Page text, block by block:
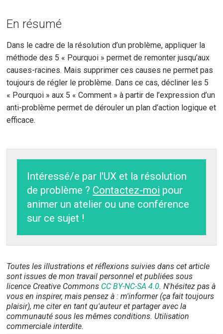
En résumé
Dans le cadre de la résolution d’un problème, appliquer la
méthode des 5 « Pourquoi » permet de remonter jusqu’aux
causes-racines. Mais supprimer ces causes ne permet pas
toujours de régler le problème. Dans ce cas, décliner les 5
« Pourquoi » aux 5 « Comment » à partir de l’expression d’un
anti-problème permet de dérouler un plan d’action logique et
efficace.
Intéressé/e par l'UX et la résolution
de problème ? Contactez-moi pour
animer un atelier ou une conférence
sur ce sujet !
Toutes les illustrations et réflexions suivies dans cet article
sont issues de mon travail personnel et publiées sous
licence Creative Commons CC BY-NC-SA 4.0. N'hésitez pas à
vous en inspirer, mais pensez à : m'informer (ça fait toujours
plaisir), me citer en tant qu'auteur et partager avec la
communauté sous les mêmes conditions. Utilisation
commerciale interdite.